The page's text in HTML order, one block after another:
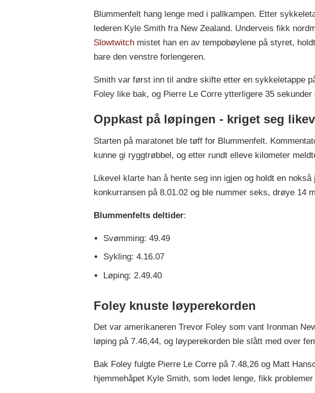
Blummenfelt hang lenge med i pallkampen. Etter
lederen Kyle Smith fra New Zealand. Underveis fikk
Slowtwitchmistet han en av tempobøylene på styret,
bare den venstre forlengeren.
Smith var først inn til andre skifte etter en sykkeletappe
Foley like bak, og Pierre Le Corre ytterligere 35 sekunder
Oppkast på løpingen - kriget seg
Starten på maratonet ble tøff for Blummenfelt.
kunne gi ryggtrøbbel, og etter rundt elleve kilometer
Likevel klarte han å hente seg inn igjen og holdt en
konkurransen på 8.01.02 og ble nummer seks, drøye 14
Blummenfelts deltider:
Svømming: 49.49
Sykling: 4.16.07
Løping: 2.49.40
Foley knuste løyperekorden
Det var amerikaneren Trevor Foley som vant Ironman
løping på 7.46,44, og løyperekorden ble slått med over
Bak Foley fulgte Pierre Le Corre på 7.48,26 og Matt
hjemmehåpet Kyle Smith, som ledet lenge, fikk